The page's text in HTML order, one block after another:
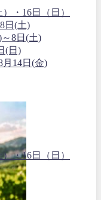
・16日（日）
日(土)
8日(土)
(日)
14日(金)
・16日（日）